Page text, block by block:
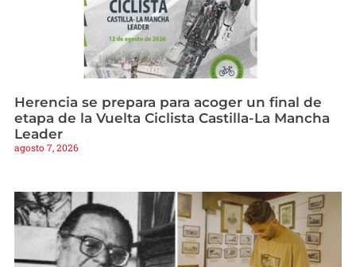
Herencia se prepara para acoger un final de
etapa de la Vuelta Ciclista Castilla-La Mancha
Leader
agosto 7, 2026